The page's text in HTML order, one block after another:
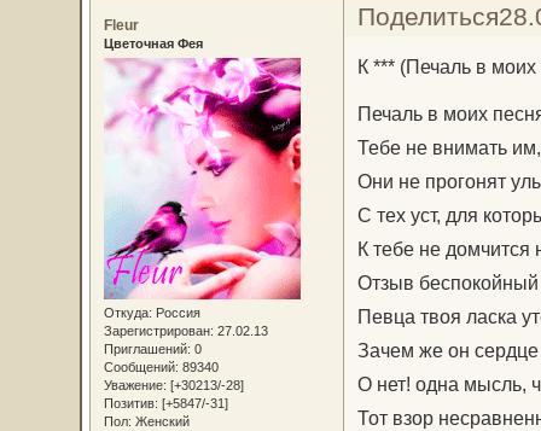
Поделиться
Fleur
Цветочная Фея
Откуда: Россия
Зарегистрирован: 27.02.13
Приглашений: 0
Сообщений: 89340
Уважение: [+30213/-28]
Позитив: [+5847/-31]
Пол: Женский
К *** (Печаль в моих
Печаль в моих
Тебе не внимать
Они не прогонят
С тех уст, для
К тебе не домчится
Отзыв
Певца твоя ласка
Зачем же он
О нет! одна мысль,
Тот взор